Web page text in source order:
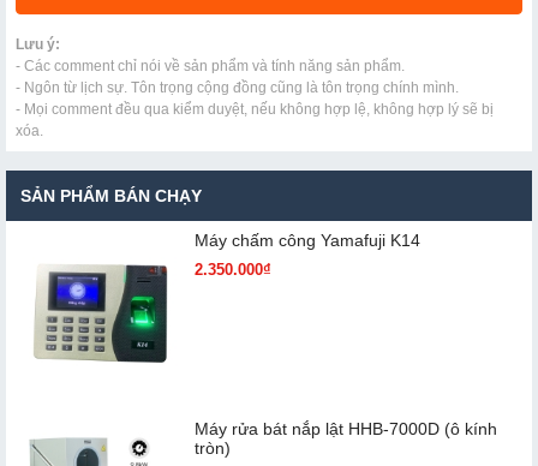
Lưu ý:
- Các comment chỉ nói về sản phẩm và tính năng sản phẩm.
- Ngôn từ lịch sự. Tôn trọng cộng đồng cũng là tôn trọng chính mình.
- Mọi comment đều qua kiểm duyệt, nếu không hợp lệ, không hợp lý sẽ bị
xóa.
SẢN PHẨM BÁN CHẠY
Máy chấm cô​ng Yamafuji K14
2.350.000₫
Máy rửa bát nắp lật HHB-7000D (ô kính
tròn)